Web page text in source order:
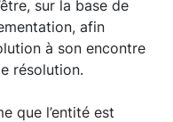
sur la base de
afin
à son encontre
résolution.
que l’entité est